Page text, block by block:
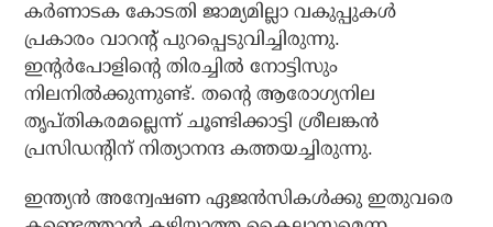
കര്‍ണാടക കോടതി ജാമ്യമില്ലാ വകുപ്പുകള്‍
പ്രകാരം വാറന്റ് പുറപ്പെടുവിച്ചിരുന്നു.
ഇന്റര്‍പോളിന്റെ തിരച്ചില്‍ നോട്ടിസും
നിലനില്‍ക്കുന്നുണ്ട്. തന്റെ ആരോഗ്യനില
തൃപ്തികരമല്ലെന്ന് ചൂണ്ടിക്കാട്ടി ശ്രീലങ്കന്‍
പ്രസിഡന്റിന് നിത്യാനന്ദ കത്തയച്ചിരുന്നു.
ഇന്ത്യന്‍ അന്വേഷണ ഏജന്‍സികള്‍ക്കു ഇതുവരെ